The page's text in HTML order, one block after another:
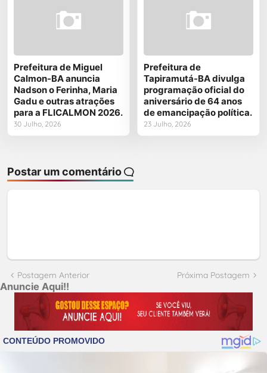
Prefeitura de Miguel
Calmon-BA anuncia
Nadson o Ferinha, Maria
Gadu e outras atrações
para a FLICALMON 2026.
30 Julho, 2026
Prefeitura de
Tapiramutá-BA divulga
programação oficial do
aniversário de 64 anos
de emancipação política.
23 Julho, 2026
Postar um comentário
Postagem Anterior Próxima Postagem
Anuncie Aqui!!